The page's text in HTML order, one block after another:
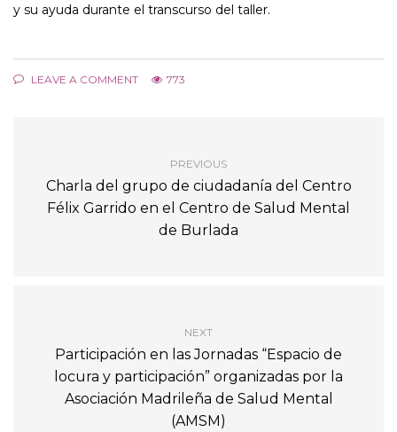
y su ayuda durante el transcurso del taller.
LEAVE A COMMENT 773
PREVIOUS
Charla del grupo de ciudadanía del Centro
Félix Garrido en el Centro de Salud Mental
de Burlada
NEXT
Participación en las Jornadas “Espacio de
locura y participación” organizadas por la
Asociación Madrileña de Salud Mental
(AMSM)